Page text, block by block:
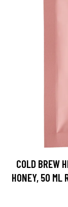
COLD BREW
HONEY, 50 ML